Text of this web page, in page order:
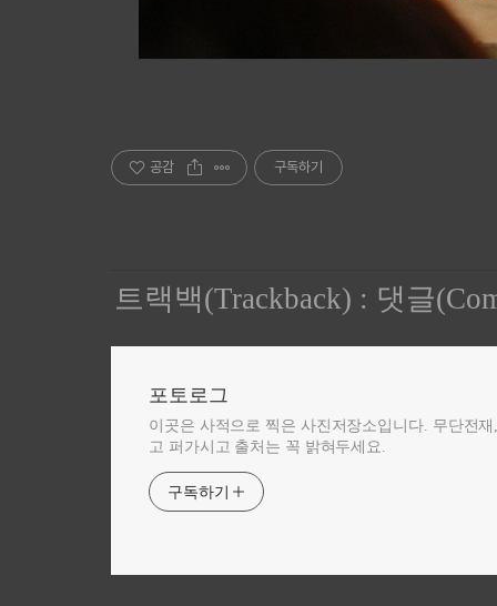
공감 구독하기
트랙백(Trackback) : 댓글
포토로그
이곳은 사적으로 찍은 사진저장소입니다. 무단전
고 퍼가시고 출처는 꼭 밝혀두세요.
구독하기